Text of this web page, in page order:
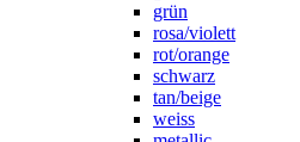
grün
rosa/violett
rot/orange
schwarz
tan/beige
weiss